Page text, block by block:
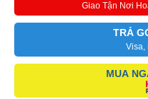
Giao Tận Nơi
TRẢ
Visa,
MUA